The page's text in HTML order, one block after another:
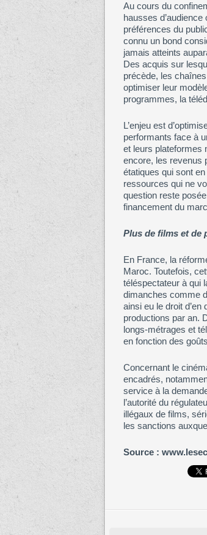
Au cours du
hausses
préférences du
connu un bond
jamais atteints
Des acquis sur
précède, les
optimiser leur
programmes, la
L’enjeu est
performants face à
et leurs plateformes
encore, les revenus
étatiques qui sont
ressources qui ne
question reste
financement du
Plus de films et de
En France, la
Maroc. Toutefois,
téléspectateur à qui
dimanches comme
ainsi eu le droit
productions par an.
longs-métrages et
en fonction des
Concernant le
encadrés,
service à la
l’autorité du
illégaux de films,
les sanctions
Source :